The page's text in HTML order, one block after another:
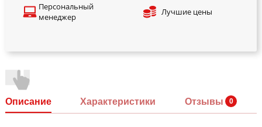
Персональный
менеджер
Лучшие цены
Описание Характеристики Отзывы